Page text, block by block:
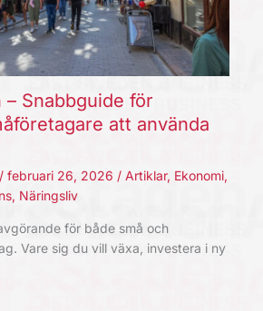
– Snabbguide för
att använda
/ februari 26, 2026 / Artiklar, Ekonomi,
, Näringsliv
för både små och
Vare sig du vill växa, investera i ny